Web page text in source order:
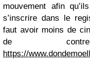
mouvement afin
s’inscrire dans le
faut avoir moins de
de contre-
https://